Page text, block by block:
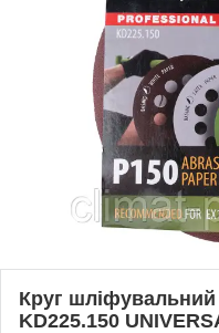
Круг
KD225.150